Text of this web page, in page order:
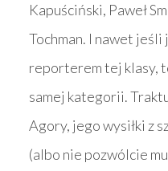
Kapuściński, Paweł
Tochman. I nawet
reporterem tej klasy,
samej kategorii.
Agory, jego wysiłki z
(albo nie pozwólcie